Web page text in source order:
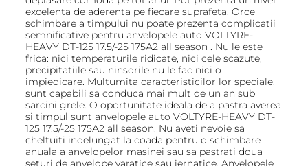
excelenta de aderenta pe fiecare suprafeta. Orce
schimbare a timpului nu poate prezenta complicatii
semnificative pentru anvelopele auto VOLTYRE-
HEAVY DT-125 17.5/-25 175А2 all season . Nu le este
frica: nici temperaturile ridicate, nici cele scazute,
precipitatiile sau ninsorile nu le fac nici o
impiedicare. Multumita caracteristicilor lor speciale,
sunt capabili sa conduca mai mult de un an sub
sarcini grele. O oportunitate ideala de a pastra averea
si timpul sunt anvelopele auto VOLTYRE-HEAVY DT-
125 17.5/-25 175А2 all season. Nu aveti nevoie sa
cheltuiti indelungat la coada pentru o schimbare
anuala a anvelopelor masinei sau sa pastrati doua
seturi de anvelope varatice sau iernatice. Anvelopele